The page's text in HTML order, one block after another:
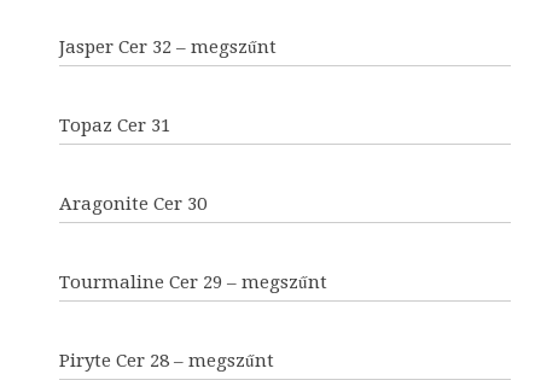
Jasper Cer 32 – megszűnt
Topaz Cer 31
Aragonite Cer 30
Tourmaline Cer 29 – megszűnt
Piryte Cer 28 – megszűnt